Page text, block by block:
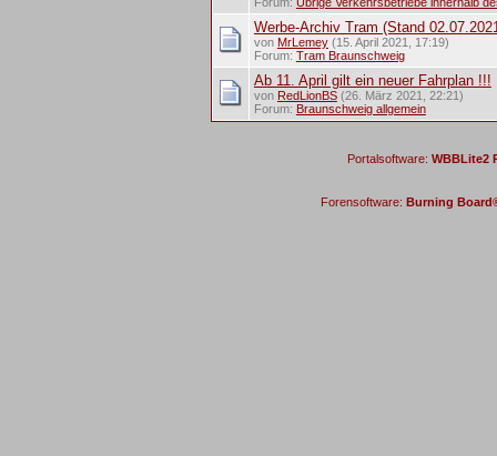
Werbe-Archiv Tram (Stand
von MrLemey(15. April 2021, 17:19)
Forum: Tram Braunschweig
Ab 11. April gilt ein neuer Fahrplan !!!
von RedLionBS(26. März 2021, 22:21)
Forum: Braunschweig allgemein
Portalsoftware: WBBLite2
Forensoftware: Burning